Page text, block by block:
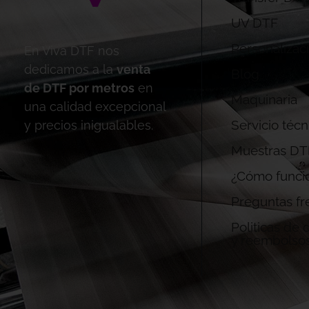
En Viva DTF nos
dedicamos a la venta
de DTF por metros en
una calidad excepcional
y precios inigualables.
UV DTF
Maquinaria
Servicio
Muestras
¿Cómo
Preguntas
Politicas de